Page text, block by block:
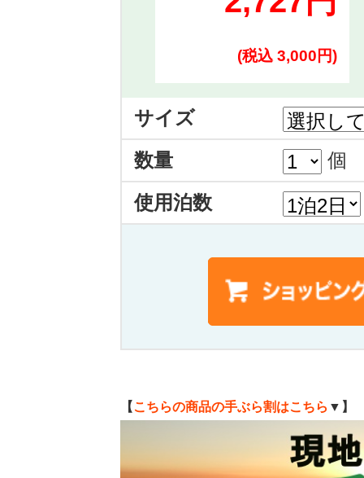
(税込 3,000円)
サイズ
数量
個
使用泊数
【こちらの商品の手ぶら割はこちら ▼】